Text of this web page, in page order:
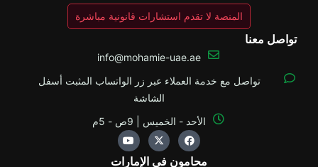
المنصة لا تقدم استشارات قانونية مباشرة
محامون في الإمارات
تواصل معنا
info@mohamie-uae.ae
تواصل مع خدمة العملاء عبر زر الواتساب المثبت أسفل
الشاشة
الأحد - الخميس | 9ص - 5م
F
a
c
e
X
-
t
w
Y
o
u
t